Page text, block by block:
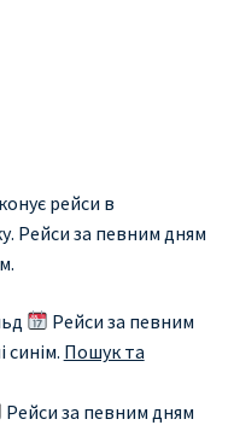
рейси в
Рейси за певним дням
Рейси за певним
синім. Пошук та
Рейси за певним дням